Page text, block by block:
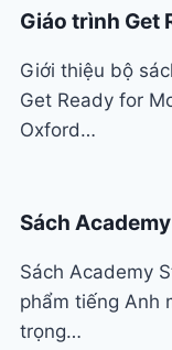
Giáo trình Get
Giới thiệu bộ
Get Ready for
Oxford…
Sách
Sách Academy
phẩm tiếng Anh
trọng…